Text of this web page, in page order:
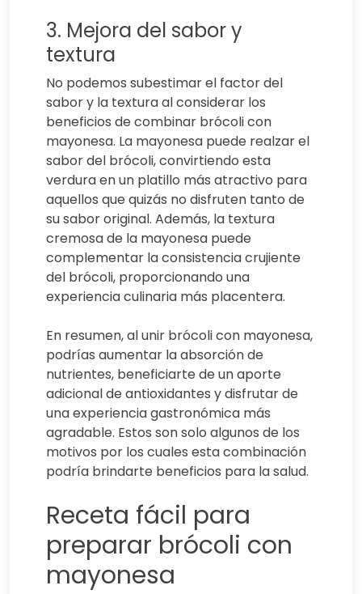
3. Mejora del sabor y
textura
No podemos subestimar el factor del
sabor y la textura al considerar los
beneficios de combinar brócoli con
mayonesa. La mayonesa puede realzar el
sabor del brócoli, convirtiendo esta
verdura en un platillo más atractivo para
aquellos que quizás no disfruten tanto de
su sabor original. Además, la textura
cremosa de la mayonesa puede
complementar la consistencia crujiente
del brócoli, proporcionando una
experiencia culinaria más placentera.
En resumen, al unir brócoli con mayonesa,
podrías aumentar la absorción de
nutrientes, beneficiarte de un aporte
adicional de antioxidantes y disfrutar de
una experiencia gastronómica más
agradable. Estos son solo algunos de los
motivos por los cuales esta combinación
podría brindarte beneficios para la salud.
Receta fácil para
preparar brócoli con
mayonesa